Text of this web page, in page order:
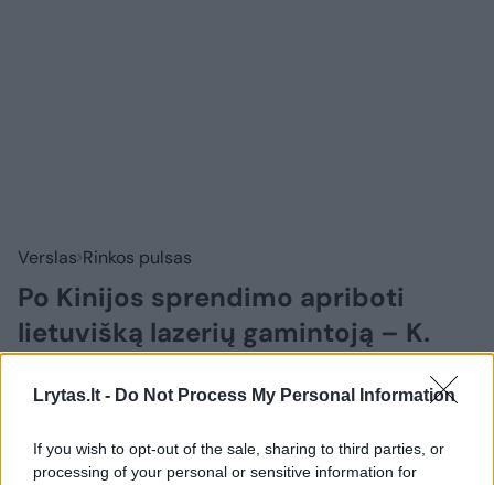
Lrytas.lt - Do Not Process My Personal Information
If you wish to opt-out of the sale, sharing to third parties, or
processing of your personal or sensitive information for
Verslas Rinkos pulsas
Po Kinijos sprendimo apriboti
lietuvišką lazerių gamintoją – K.